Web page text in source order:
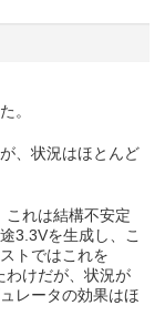
。
、状況はほとんど
これは結構不安定
3.3Vを生成し、こ
トではこれを
わけだが、状況が
レータの効果はほ